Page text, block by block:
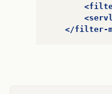
</filter-